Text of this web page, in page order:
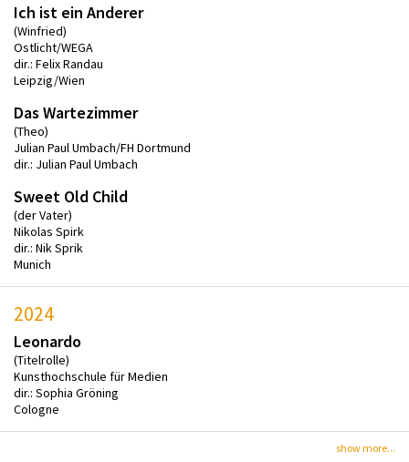
Ich ist ein Anderer
(Winfried)
Ostlicht/WEGA
dir.: Felix Randau
Leipzig/Wien
Das Wartezimmer
(Theo)
Julian Paul Umbach/FH Dortmund
dir.: Julian Paul Umbach
Sweet Old Child
(der Vater)
Nikolas Spirk
dir.: Nik Sprik
Munich
2024
Leonardo
(Titelrolle)
Kunsthochschule für Medien
dir.: Sophia Gröning
Cologne
show more...